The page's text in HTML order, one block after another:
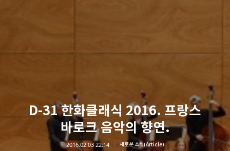
D-31 한화클래식 2016. 프랑스
바로크 음악의 향연.
2016.02.03 22:14 새로운 소식(Article)